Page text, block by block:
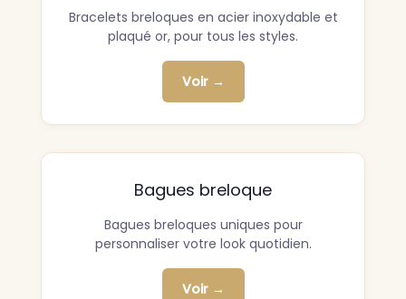
Bracelets breloques en acier inoxydable et
plaqué or, pour tous les styles.
Voir →
Bagues breloque
Bagues breloques uniques pour
personnaliser votre look quotidien.
Voir →